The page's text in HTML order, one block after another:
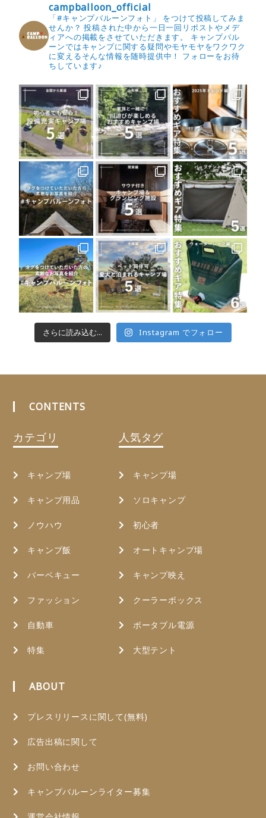
campballoon_official
「#キャンプバルーンフォト」 をつけて投稿してみま
せんか？ 投稿された中から一日一回リポストやメデ
ィアへの掲載をさせていただきます。
キャンプバル
ーンではキャンプに関する疑問やモヤモヤをワクワク
に変えるそんな情報を随時提供中！
フォローをお待
ちしています♪
さらに読み込む... Instagram でフォロー
CONTENTS
カテゴリ
キャンプ場
キャンプ用品
ノウハウ
キャンプ飯
バーベキュー
ファッション
自動車
特集
人気タグ
キャンプ場
ソロキャンプ
初心者
オートキャンプ場
キャンプ映え
クーラーボックス
ポータブル電源
大型テント
ABOUT
プレスリリースに関して(無料)
広告出稿に関して
お問い合わせ
キャンプバルーンライター募集